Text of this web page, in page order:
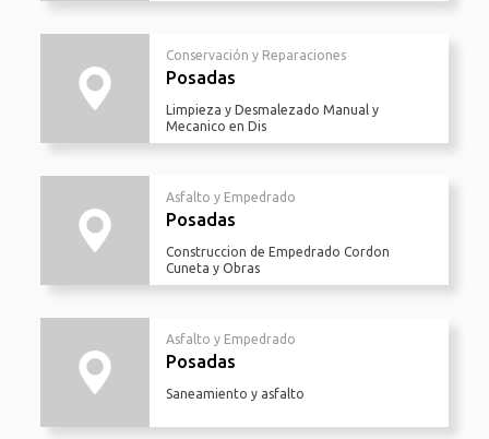
Conservación y Reparaciones
Posadas
Limpieza y Desmalezado Manual y
Mecanico en Dis
Asfalto y Empedrado
Posadas
Construccion de Empedrado Cordon
Cuneta y Obras
Asfalto y Empedrado
Posadas
Saneamiento y asfalto